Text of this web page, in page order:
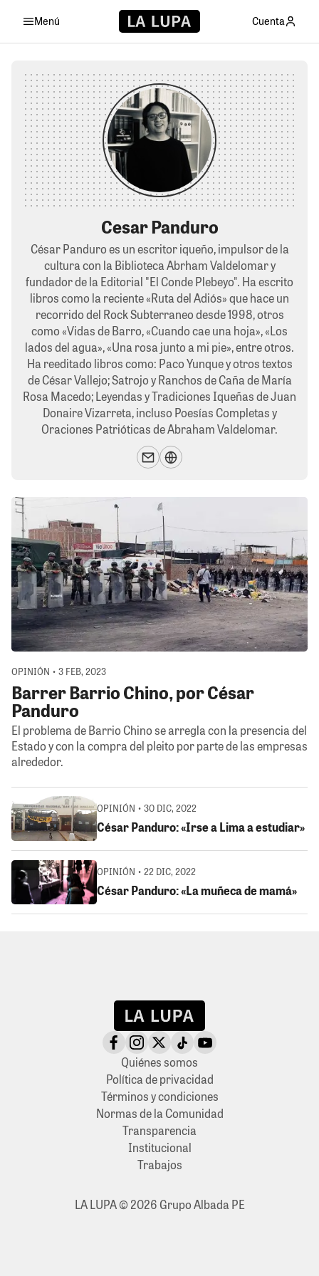
Menú Cuenta
Cesar Panduro
César Panduro es un escritor iqueño, impulsor de la
cultura con la Biblioteca Abrham Valdelomar y
fundador de la Editorial "El Conde Plebeyo". Ha escrito
libros como la reciente «Ruta del Adiós» que hace un
recorrido del Rock Subterraneo desde 1998, otros
como «Vidas de Barro, «Cuando cae una hoja», «Los
lados del agua», «Una rosa junto a mi pie», entre otros.
Ha reeditado libros como: Paco Yunque y otros textos
de César Vallejo; Satrojo y Ranchos de Caña de María
Rosa Macedo; Leyendas y Tradiciones Iqueñas de Juan
Donaire Vizarreta, incluso Poesías Completas y
Oraciones Patrióticas de Abraham Valdelomar.
OPINIÓN • 3 FEB, 2023
Barrer Barrio Chino, por César
Panduro
El problema de Barrio Chino se arregla con la presencia del
Estado y con la compra del pleito por parte de las empresas
alrededor.
OPINIÓN • 30 DIC, 2022
César Panduro: «Irse a Lima a estudiar»
OPINIÓN • 22 DIC, 2022
César Panduro: «La muñeca de mamá»
Quiénes somos
Política de privacidad
Términos y condiciones
Normas de la Comunidad
Transparencia
Institucional
Trabajos
LA LUPA © 2026 Grupo Albada PE